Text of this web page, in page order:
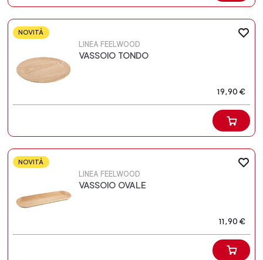
NOVITÀ
LINEA FEELWOOD
VASSOIO TONDO
19,90 €
NOVITÀ
LINEA FEELWOOD
VASSOIO OVALE
11,90 €